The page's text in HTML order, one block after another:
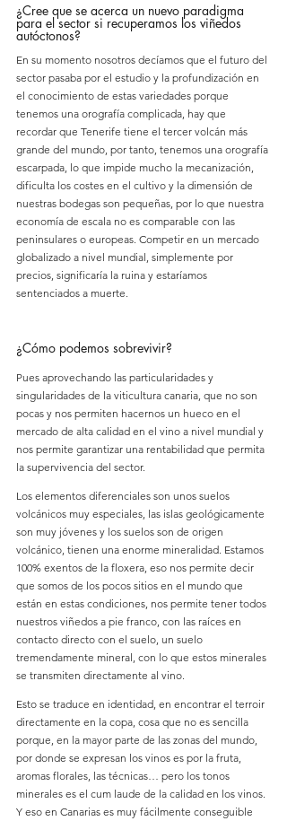
¿Cree que se acerca un nuevo paradigma
para el sector si recuperamos los viñedos
autóctonos?
En su momento nosotros decíamos que el futuro del
sector pasaba por el estudio y la profundización en
el conocimiento de estas variedades porque
tenemos una orografía complicada, hay que
recordar que Tenerife tiene el tercer volcán más
grande del mundo, por tanto, tenemos una orografía
escarpada, lo que impide mucho la mecanización,
dificulta los costes en el cultivo y la dimensión de
nuestras bodegas son pequeñas, por lo que nuestra
economía de escala no es comparable con las
peninsulares o europeas. Competir en un mercado
globalizado a nivel mundial, simplemente por
precios, significaría la ruina y estaríamos
sentenciados a muerte.
¿Cómo podemos sobrevivir?
Pues aprovechando las particularidades y
singularidades de la viticultura canaria, que no son
pocas y nos permiten hacernos un hueco en el
mercado de alta calidad en el vino a nivel mundial y
nos permite garantizar una rentabilidad que permita
la supervivencia del sector.
Los elementos diferenciales son unos suelos
volcánicos muy especiales, las islas geológicamente
son muy jóvenes y los suelos son de origen
volcánico, tienen una enorme mineralidad. Estamos
100% exentos de la floxera, eso nos permite decir
que somos de los pocos sitios en el mundo que
están en estas condiciones, nos permite tener todos
nuestros viñedos a pie franco, con las raíces en
contacto directo con el suelo, un suelo
tremendamente mineral, con lo que estos minerales
se transmiten directamente al vino.
Esto se traduce en identidad, en encontrar el terroir
directamente en la copa, cosa que no es sencilla
porque, en la mayor parte de las zonas del mundo,
por donde se expresan los vinos es por la fruta,
aromas florales, las técnicas… pero los tonos
minerales es el cum laude de la calidad en los vinos.
Y eso en Canarias es muy fácilmente conseguible